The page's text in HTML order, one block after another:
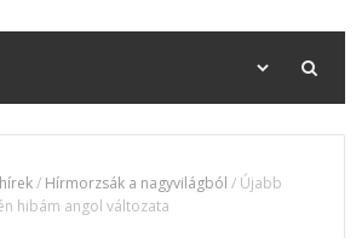
/ Hírmorzsák a nagyvilágból / Újabb
hibám angol változata